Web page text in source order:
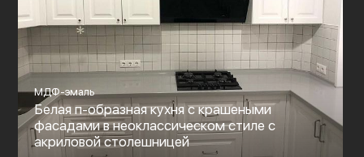
МДФ-эмаль
Белая п-образная кухня с крашеными
фасадами в неоклассическом стиле c
акриловой столешницей